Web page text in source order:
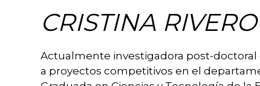
CRISTINA
Actualmente investigadora post-doctoral
a proyectos competitivos en el